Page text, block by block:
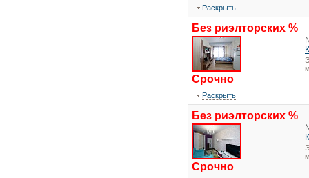
Раскрыть
Без риэлторских %
Срочно
Раскрыть
Без риэлторских %
Срочно